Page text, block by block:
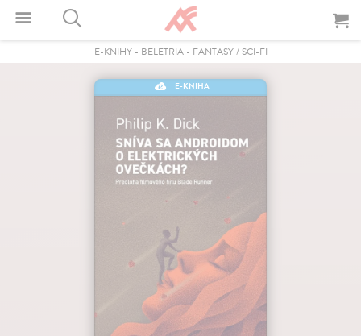
E-KNIHY- BELETRIA- FANTASY / SCI-FI
E-KNIHA